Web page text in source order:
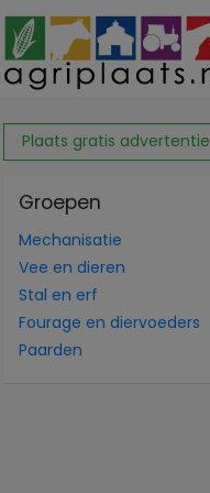
Plaats gratis advertentie
Groepen
Mechanisatie
Vee en dieren
Stal en erf
Fourage en diervoeders
Paarden